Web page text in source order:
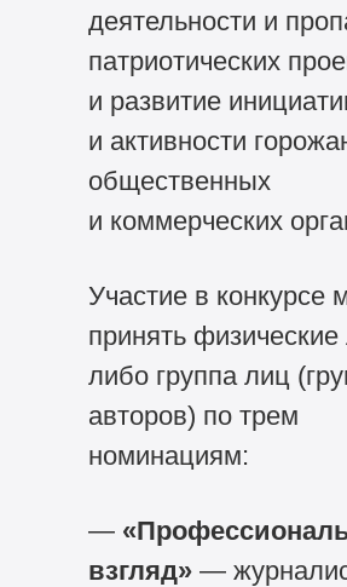
деятельности и
патриотических
и развитие
и активности
общественных
и коммерческих
Участие в конкурсе
принять
либо группа лиц
авторов) по трем
номинациям:
—
взгляд»—